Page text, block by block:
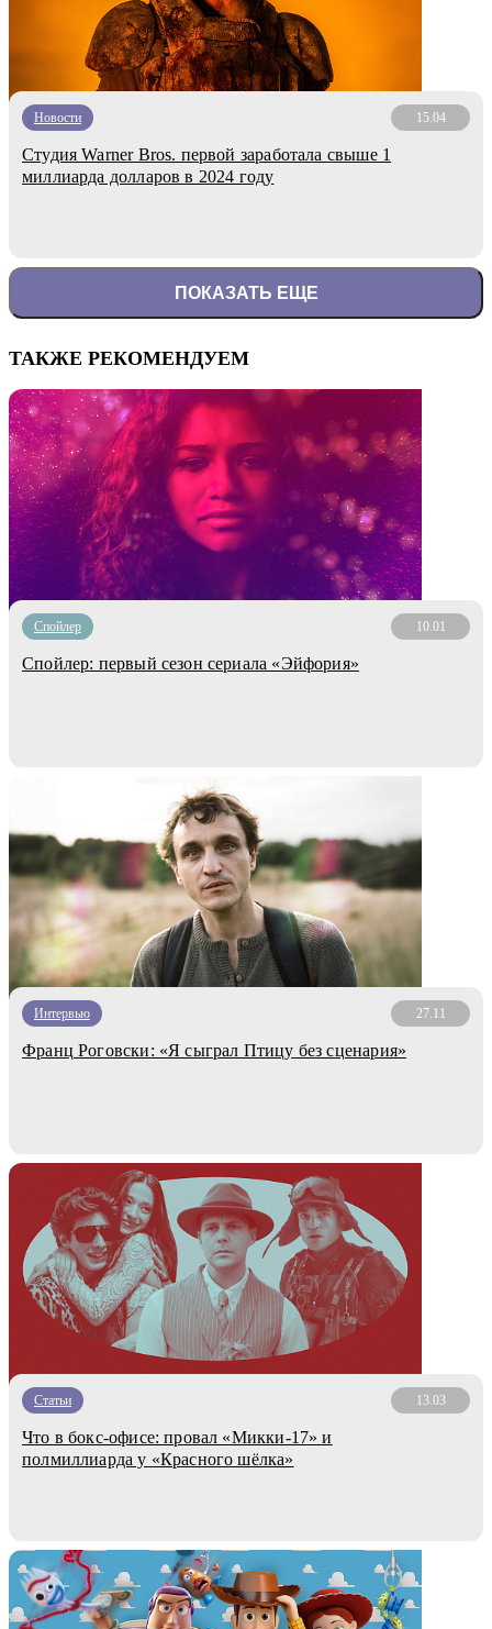
Новости 15.04
Студия Warner Bros. первой заработала свыше 1
миллиарда долларов в 2024 году
ПОКАЗАТЬ ЕЩЕ
ТАКЖЕ РЕКОМЕНДУЕМ
Cпойлер 10.01
Спойлер: первый сезон сериала «Эйфория»
Интервью 27.11
Франц Роговски: «Я сыграл Птицу без сценария»
Статьи 13.03
Что в бокс-офисе: провал «Микки-17» и
полмиллиарда у «Красного шёлка»